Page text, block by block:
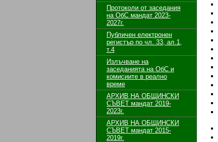
Протоколи от заседания
на ОбС мандат 2023-
2027г.
Публичен електронен
регистър по чл. 33, ал.1,
т.4
Излъчване на
заседанията на ОбС и
комисиите в реално
време
АРХИВ НА ОБЩИНСКИ
СЪВЕТ мандат 2019-
2023г.
АРХИВ НА ОБЩИНСКИ
СЪВЕТ мандат 2015-
2019г.